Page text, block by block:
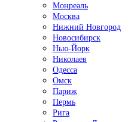
Монреаль
Москва
Нижний Новгород
Новосибирск
Нью-Йорк
Николаев
Одесса
Омск
Париж
Пермь
Рига